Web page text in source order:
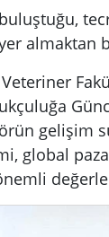
almaktan
gelişim
global